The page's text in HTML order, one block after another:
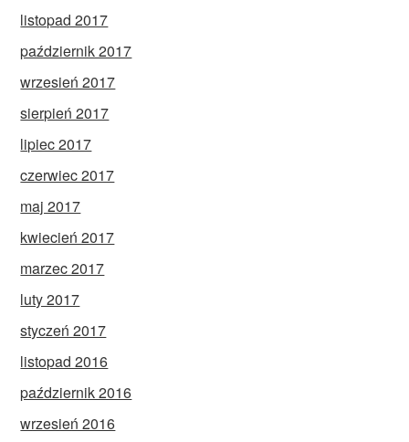
listopad 2017
październik 2017
wrzesień 2017
sierpień 2017
lipiec 2017
czerwiec 2017
maj 2017
kwiecień 2017
marzec 2017
luty 2017
styczeń 2017
listopad 2016
październik 2016
wrzesień 2016